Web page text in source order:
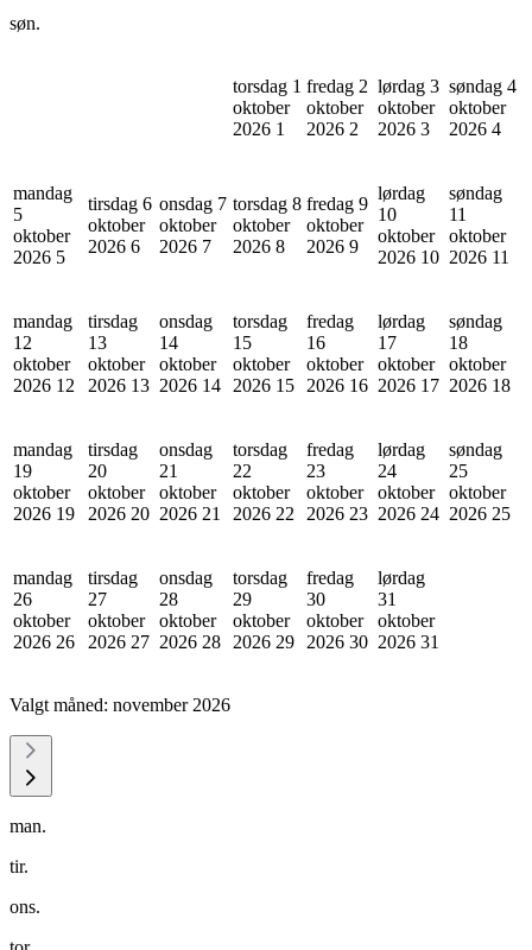
søn.
torsdag 1
oktober
2026 1
fredag 2
oktober
2026 2
lørdag 3
oktober
2026 3
søndag 4
oktober
2026 4
mandag
5
oktober
2026 5
tirsdag 6
oktober
2026 6
onsdag 7
oktober
2026 7
torsdag 8
oktober
2026 8
fredag 9
oktober
2026 9
lørdag
10
oktober
2026 10
søndag
11
oktober
2026 11
mandag
12
oktober
2026 12
tirsdag
13
oktober
2026 13
onsdag
14
oktober
2026 14
torsdag
15
oktober
2026 15
fredag
16
oktober
2026 16
lørdag
17
oktober
2026 17
søndag
18
oktober
2026 18
mandag
19
oktober
2026 19
tirsdag
20
oktober
2026 20
onsdag
21
oktober
2026 21
torsdag
22
oktober
2026 22
fredag
23
oktober
2026 23
lørdag
24
oktober
2026 24
søndag
25
oktober
2026 25
mandag
26
oktober
2026 26
tirsdag
27
oktober
2026 27
onsdag
28
oktober
2026 28
torsdag
29
oktober
2026 29
fredag
30
oktober
2026 30
lørdag
31
oktober
2026 31
Valgt måned: november 2026
man.
tir.
ons.